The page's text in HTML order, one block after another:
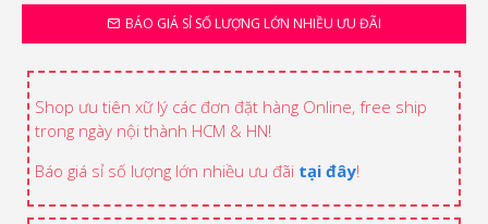
BÁO GIÁ SỈ SỐ LƯỢNG LỚN NHIỀU ƯU ĐÃI
Shop ưu tiên xữ lý các đơn đặt hàng Online, free ship
trong ngày nội thành HCM & HN!
Báo giá sỉ số lượng lớn nhiều ưu đãi tại đây!